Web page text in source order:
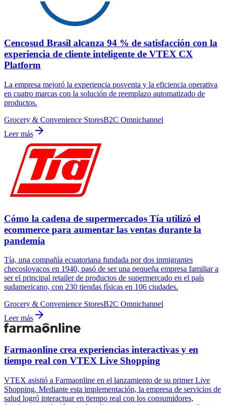
Cencosud Brasil alcanza 94 % de satisfacción con la
experiencia de cliente inteligente de VTEX CX
Platform
La empresa mejoró la experiencia posventa y la eficiencia operativa
en cuatro marcas con la solución de reemplazo automatizado de
productos.
Grocery & Convenience StoresB2C Omnichannel
Leer más
Cómo la cadena de supermercados Tía utilizó el
ecommerce para aumentar las ventas durante la
pandemia
Tía, una compañía ecuatoriana fundada por dos inmigrantes
checoslovacos en 1940, pasó de ser una pequeña empresa familiar a
ser el principal retailer de productos de supermercado en el país
sudamericano, con 230 tiendas físicas en 106 ciudades.
Grocery & Convenience StoresB2C Omnichannel
Leer más
Farmaonline crea experiencias interactivas y en
tiempo real con VTEX Live Shopping
VTEX asistió a Farmaonline en el lanzamiento de su primer Live
Shopping. Mediante esta implementación, la empresa de servicios de
salud logró interactuar en tiempo real con los consumidores,